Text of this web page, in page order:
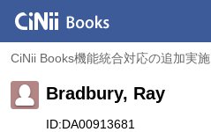
CiNii Books機能統合対応の追加実
Bradbury, Ray
ID:DA00913681